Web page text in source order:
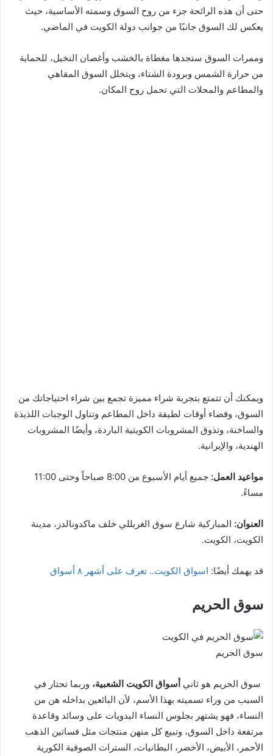
حتى أن هذه الرائحة جزء من روح السوق وسمته الأساسية، حيث
يعكس لك السوق جانبًا من جوانب دولة الكويت في الماضي.
وممرات السوق ستجدها مغطاة بالخشب وأغصان النخيل، للحماية
من حرارة الشمس وبرودة الشتاء، ويتخلل السوق المقاهي
والمطاعم والمحلات التي تحمل روح المكان.
ويمكنك أن تتمتع بتجربة شراء مميزة تجمع بين شراء احتياجاتك من
السوق، وقضاء أوقات لطيفة داخل المطاعم وتناول الوجبات اللذيذة
والساخنة، وتذوق المشروبات الكويتية الباردة، وأيضًا المشروبات
الهندية، والإيرانية.
مواعيد العمل:
جميع أيام الأسبوع من 8:00 صباحاً وحتى 11:00
مساءً.
العنوان: المباركية شارع سوق الغربللي خلف ماكدونالدز، مدينة
الكويت، الكويت.
قد يهمك أيضًا: اسواق الكويت.. تعرف على أشهر ٨ أسواق
سوق الحريم
سوق الحريم
سوق الحريم هو ثاني أسواق الكويت الشعبية، وربما تحتار في
السبب من وراء تسميته بهذا الأسم، لأن البائعين بداخله هن من
النساء، فهو يشتهر بجلوس النساء البدويات على وسائد وقاعدة
مرتفعة داخل السوق، وتبيع كل منهن منتجات مثل فساتين الذهب
الأحمر، الأبيض، الأخضر، البطانيات، السترات الصوفية الكورية